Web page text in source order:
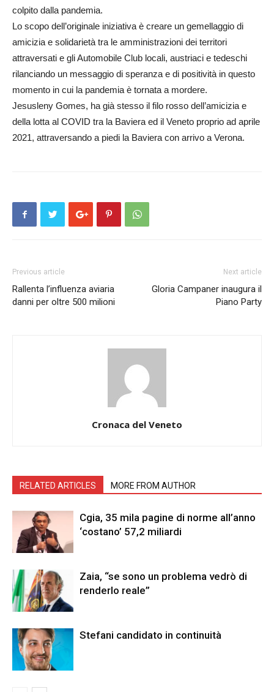
colpito dalla pandemia.
Lo scopo dell’originale iniziativa è creare un gemellaggio di
amicizia e solidarietà tra le amministrazioni dei territori
attraversati e gli Automobile Club locali, austriaci e tedeschi
rilanciando un messaggio di speranza e di positività in questo
momento in cui la pandemia è tornata a mordere.
Jesusleny Gomes, ha già stesso il filo rosso dell’amicizia e
della lotta al COVID tra la Baviera ed il Veneto proprio ad aprile
2021, attraversando a piedi la Baviera con arrivo a Verona.
Previous article
Rallenta l’influenza aviaria
danni per oltre 500 milioni
Next article
Gloria Campaner inaugura il
Piano Party
Cronaca del Veneto
RELATED ARTICLES MORE FROM AUTHOR
Cgia, 35 mila pagine di norme all’anno
‘costano’ 57,2 miliardi
Zaia, “se sono un problema vedrò di
renderlo reale”
Stefani candidato in continuità